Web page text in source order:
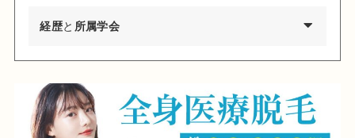
経歴と 所属学会
2002年03月 慶應義塾大学環境情報学部卒業
2009年03月 東京医科歯科大学医学部医学科卒業
2010年04月 東京医科歯科大学医学部付属病院 研修医